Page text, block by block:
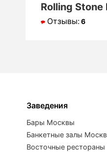
Rolling Stone
Отзывы:6
Заведения
Бары Москвы
Банкетные залы
Восточные